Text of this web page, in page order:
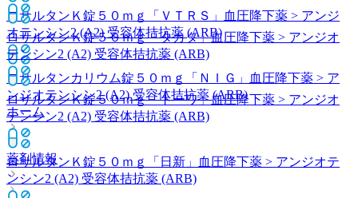
ロサルタンＫ錠５０ｍｇ「ＶＴＲＳ」
血圧降下薬 > アンジ
オテンシン2 (A2) 受容体拮抗薬 (ARB)
ロサルタンカリウム錠５０ｍｇ「ＮＩＧ」
血圧降下薬 > ア
ンジオテンシン2 (A2) 受容体拮抗薬 (ARB)
ホーム
薬剤情報
ロサルタンＫ錠５０ｍｇ「タカタ」血圧降下薬 > アンジオ
テンシン2 (A2) 受容体拮抗薬 (ARB)
ロサルタンＫ錠５０ｍｇ「トーワ」血圧降下薬 > アンジオ
テンシン2 (A2) 受容体拮抗薬 (ARB)
ロサルタンＫ錠５０ｍｇ「日新」
血圧降下薬 > アンジオテ
ンシン2 (A2) 受容体拮抗薬 (ARB)